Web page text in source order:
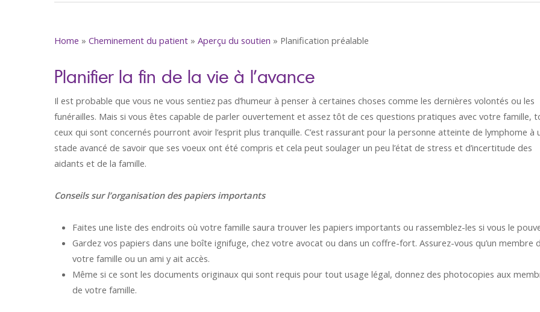
Home » Cheminement du patient » Aperçu du soutien » Planification préalable
Planifier la fin de la vie à l’avance
Il est probable que vous ne vous sentiez pas d’humeur à penser à certaines choses comme les dernières volontés ou les
funérailles. Mais si vous êtes capable de parler ouvertement et assez tôt de ces questions pratiques avec votre famille,
ceux qui sont concernés pourront avoir l’esprit plus tranquille. C’est rassurant pour la personne atteinte de lymphome à
stade avancé de savoir que ses voeux ont été compris et cela peut soulager un peu l’état de stress et d’incertitude des
aidants et de la famille.
Conseils sur l’organisation des papiers importants
Faites une liste des endroits où votre famille saura trouver les papiers importants ou rassemblez-les si vous le
Gardez vos papiers dans une boîte ignifuge, chez votre avocat ou dans un coffre-fort. Assurez-vous qu’un membre
votre famille ou un ami y ait accès.
Même si ce sont les documents originaux qui sont requis pour tout usage légal, donnez des photocopies aux
de votre famille.